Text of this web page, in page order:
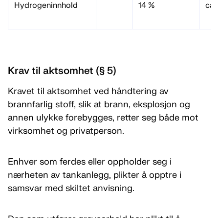
Hydrogeninnhold 14 % ca.
Krav til aktsomhet (§ 5)
Kravet til aktsomhet ved håndtering av
brannfarlig stoff, slik at brann, eksplosjon og
annen ulykke forebygges, retter seg både mot
virksomhet og privatperson.
Enhver som ferdes eller oppholder seg i
nærheten av tankanlegg, plikter å opptre i
samsvar med skiltet anvisning.